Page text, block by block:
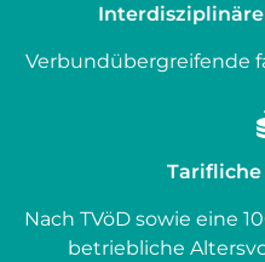
Verbundübergreifende
Nach TVöD sowie eine
betriebliche